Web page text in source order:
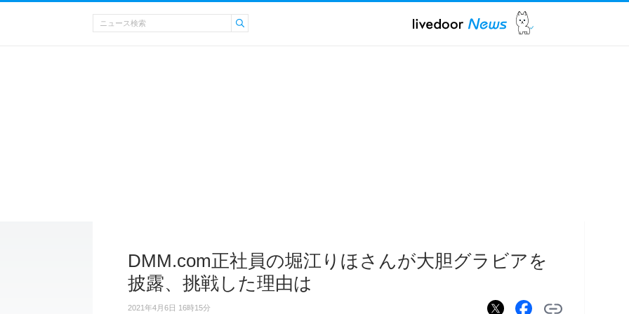
DMM.com正社員の堀江りほさんが大胆グラビアを
披露、挑戦した理由は
2021年4月6日 16時15分